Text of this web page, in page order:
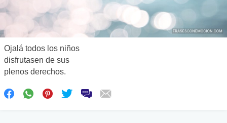
Ojalá todos los niños
disfrutasen de sus
plenos derechos.